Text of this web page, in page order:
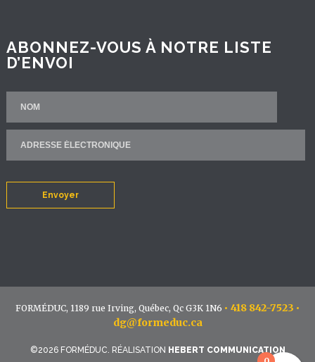
ABONNEZ-VOUS À NOTRE LISTE
D’ENVOI
Envoyer
FORMÉDUC, 1189 rue Irving, Québec, Qc G3K 1N6 • 418 842-7523 •
dg@formeduc.ca
©2026 FORMÉDUC. RÉALISATION HEBERT COMMUNICATION